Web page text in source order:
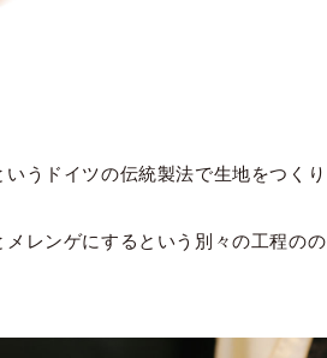
うドイツの伝統製法で生地をつくり
レンゲにするという別々の工程のの